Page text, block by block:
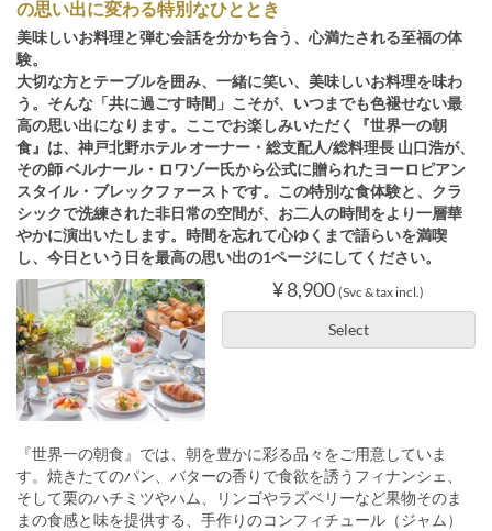
の思い出に変わる特別なひととき
美味しいお料理と弾む会話を分かち合う、心満たされる至福の体
験。
大切な方とテーブルを囲み、一緒に笑い、美味しいお料理を味わ
う。そんな「共に過ごす時間」こそが、いつまでも色褪せない最
高の思い出になります。ここでお楽しみいただく『世界一の朝
食』は、神戸北野ホテル オーナー・総支配人/総料理長 山口浩が、
その師 ベルナール・ロワゾー氏から公式に贈られたヨーロピアン
スタイル・ブレックファーストです。この特別な食体験と、クラ
シックで洗練された非日常の空間が、お二人の時間をより一層華
やかに演出いたします。時間を忘れて心ゆくまで語らいを満喫
し、今日という日を最高の思い出の1ページにしてください。
¥ 8,900 (Svc & tax incl.)
Select
『世界一の朝食』では、朝を豊かに彩る品々をご用意していま
す。焼きたてのパン、バターの香りで食欲を誘うフィナンシェ、
そして栗のハチミツやハム、リンゴやラズベリーなど果物そのま
まの食感と味を提供する、手作りのコンフィチュール（ジャム）